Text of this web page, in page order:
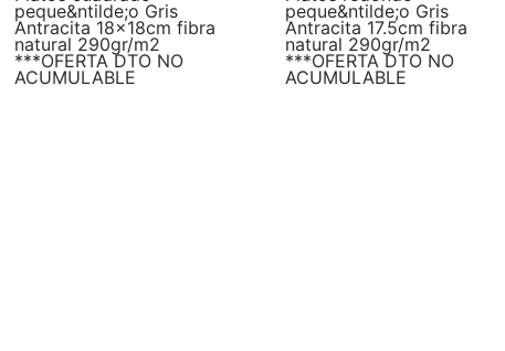
peque&ntilde;o Gris
Antracita 18x18cm fibra
natural 290gr/m2
***OFERTA DTO NO
ACUMULABLE
peque&ntilde;o Gris
Antracita 17.5cm fibra
natural 290gr/m2
***OFERTA DTO NO
ACUMULABLE